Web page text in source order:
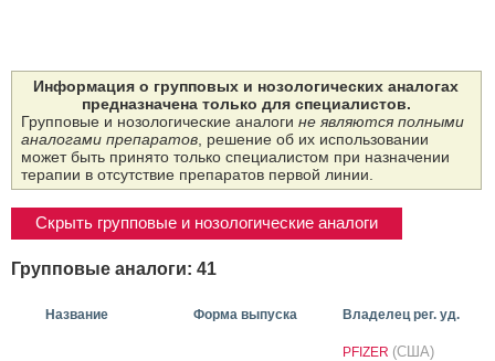
Информация о групповых и нозологических аналогах
предназначена только для специалистов.
Групповые и нозологические аналоги не являются полными
аналогами препаратов, решение об их использовании
может быть принято только специалистом при назначении
терапии в отсутствие препаратов первой линии.
Скрыть групповые и нозологические аналоги
Групповые аналоги: 41
Название Форма выпуска Владелец рег. уд.
PFIZER (США)